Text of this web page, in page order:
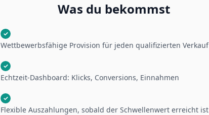
Was du bekommst
✓
Wettbewerbsfähige Provision für jeden qualifizierten Verkauf
✓
Echtzeit-Dashboard: Klicks, Conversions, Einnahmen
✓
Flexible Auszahlungen, sobald der Schwellenwert erreicht ist